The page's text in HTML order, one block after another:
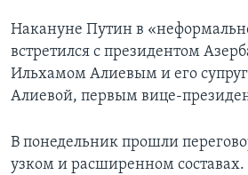
Накануне Путин в
встретился с президентом
Ильхамом Алиевым и его
Алиевой, первым вице-
В понедельник прошли
узком и расширенном